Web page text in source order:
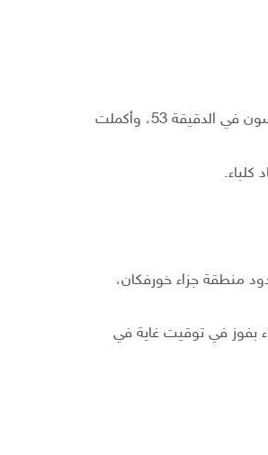
53، وأكملت
كلباء.
بفوز في توقيت غاية في